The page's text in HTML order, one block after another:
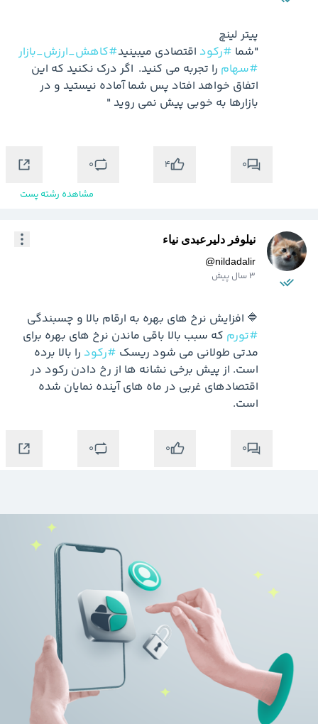
"شما #رکود اقتصادی میبینید#کاهش_ارزش_بازار
#سهام
0
4
0
مشاهده رشته پست
نیلوفر دلیرعبدی نیاء
@nildadalir
3 سال پیش
🔷 افزایش نرخ های بهره به ارقام بالا و چسبندگی
#تورم
مدتی طولانی می شود ریسک #رکود
است.
0
0
0